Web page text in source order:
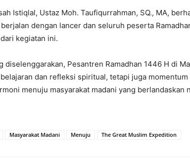
Istiqlal, Ustaz Moh. Taufiqurrahman, SQ., MA,
dengan lancer dan seluruh peserta
kegiatan ini.
diselenggarakan, Pesantren Ramadhan 1446 H di
dan refleksi spiritual, tetapi juga
menuju masyarakat madani yang berlandaskan
Masyarakat Madani Menuju The Great Muslim Expedition